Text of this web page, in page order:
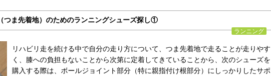
つま先着地）のためのランニングシューズ探し①
ランニング
リハビリ走を続ける中で自分の走り方について、つま先着地で走ることが走りやす
く、膝への負担もないことから次第に定着してきていることから、次のシューズを
購入する際は、ボールジョイント部分（特に親指付け根部分）にしっかりしたサポ